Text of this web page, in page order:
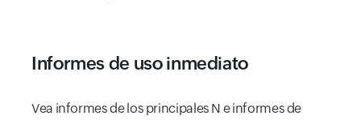
Informes de uso inmediato
Vea informes de los principales N e informes de